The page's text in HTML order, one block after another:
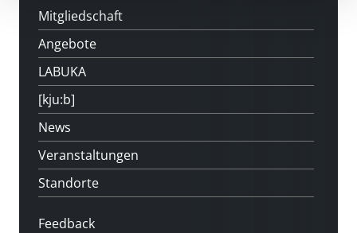
Mitgliedschaft
Angebote
LABUKA
[kju:b]
News
Veranstaltungen
Standorte
Feedback